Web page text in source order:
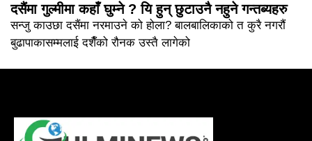
दसैंमा गुल्मीमा कहाँ घुम्ने ? यि हुन् छुटाउनै नहुने गन्तब्यहरु
सन्जु काउछा दसैंमा नरमाउने को होला? बालबालिकाको त कुरै नगरौं
बुढापाकासम्मलाई दशैँको रौनक उस्तै लागेको